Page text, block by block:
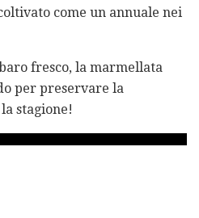
come un annuale nei
fresco, la marmellata
per preservare la
stagione!